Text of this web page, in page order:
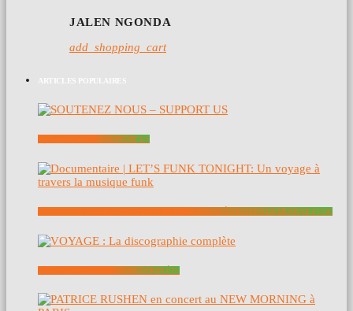
JALEN NGONDA
add_shopping_cart
ARTICLES POPULAIRES
SOUTENEZ NOUS – SUPPORT US
DOCUMENTAIRE | LET’S FUNK TONIGHT: UN VOYAGE À TRAVERS LA MUSIQUE FUNK
VOYAGE : LA DISCOGRAPHIE COMPLÈTE